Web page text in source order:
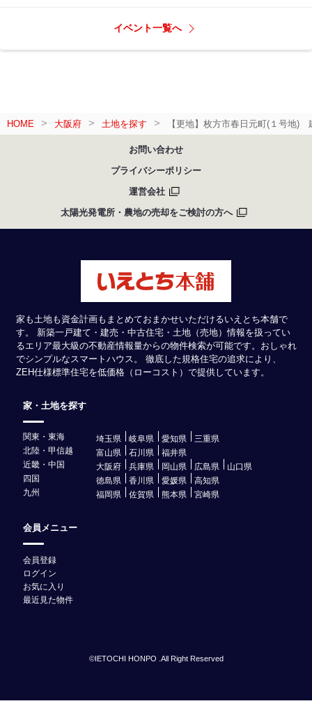
イベント一覧へ
HOME 大阪府 土地を探す 【更地】枚方市春日元町(１号地)
お問い合わせ
プライバシーポリシー
運営会社
太陽光発電所・農地の売却をご検討の方へ
家も土地も資金計画もまとめておまかせいただけるいえとち本舗で
す。 新築一戸建て・建売・中古住宅・土地（売地）情報を扱ってい
るエリア最大級の不動産情報量からの物件検索が可能です。おしゃれ
でシンプルなスマートハウス。 徹底した規格住宅の追求により、
ZEH仕様標準住宅を低価格（ローコスト）で提供しています。
家・土地を探す
関東・東海 埼玉県 岐阜県 愛知県
三重県
北陸・甲信越
富山県 石川県
福井県
近畿・中国
大阪府 兵庫県 岡山県 広島県
山口県
四国
徳島県 香川県 愛媛県
高知県
九州
福岡県 佐賀県 熊本県 宮崎県
会員メニュー
会員登録
ログイン
お気に入り
最近見た物件
©IETOCHI HONPO .All Right Reserved